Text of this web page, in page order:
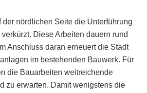
der nördlichen Seite die Unterführung
Diese Arbeiten dauern rund
Anschluss daran erneuert die Stadt
im bestehenden Bauwerk. Für
die Bauarbeiten weitreichende
zu erwarten. Damit wenigstens die